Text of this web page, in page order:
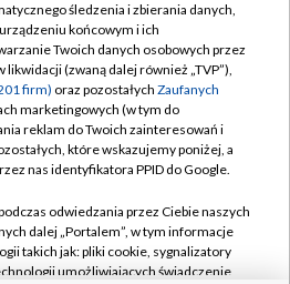
TVP
TVP
prywatności
Moje zgody
Pomoc
Kontakt
śledzenia i zbierania danych,
końcowym i ich
Twoich danych osobowych przez
likwidacji (zwaną dalej również „TVP”),
firm) oraz pozostałych Zaufanych
marketingowych (w tym do
reklam do Twoich zainteresowań i
które wskazujemy poniżej, a
nas identyfikatora PPID do Google.
odwiedzania przez Ciebie naszych
dalej „Portalem”, w tym informacje
takich jak: pliki cookie, sygnalizatory
umożliwiających świadczenie